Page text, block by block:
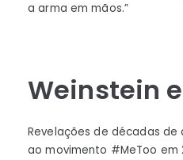
a arma em mãos.”
Weinstein
Revelações de décadas de
ao movimento #MeToo em